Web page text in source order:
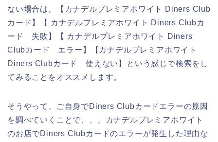
ない場合は、【カナデルプレミアホワイト Diners Club
カード】【 カナデルプレミアホワイト Diners Clubカ
ード 失敗】【 カナデルプレミアホワイト Diners
Clubカード エラー】【カナデルプレミアホワイト
Diners Clubカード 使えない】という感じで検索をし
てみることをオススメします。
そうやって、ご自身でDiners Clubカードエラーの原因
を調べていくことで、、、カナデルプレミアホワイト
のお店でDiners Clubカードのエラーが発生した理由な